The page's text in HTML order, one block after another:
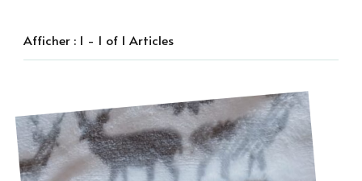
Afficher : 1 - 1 of 1 Articles